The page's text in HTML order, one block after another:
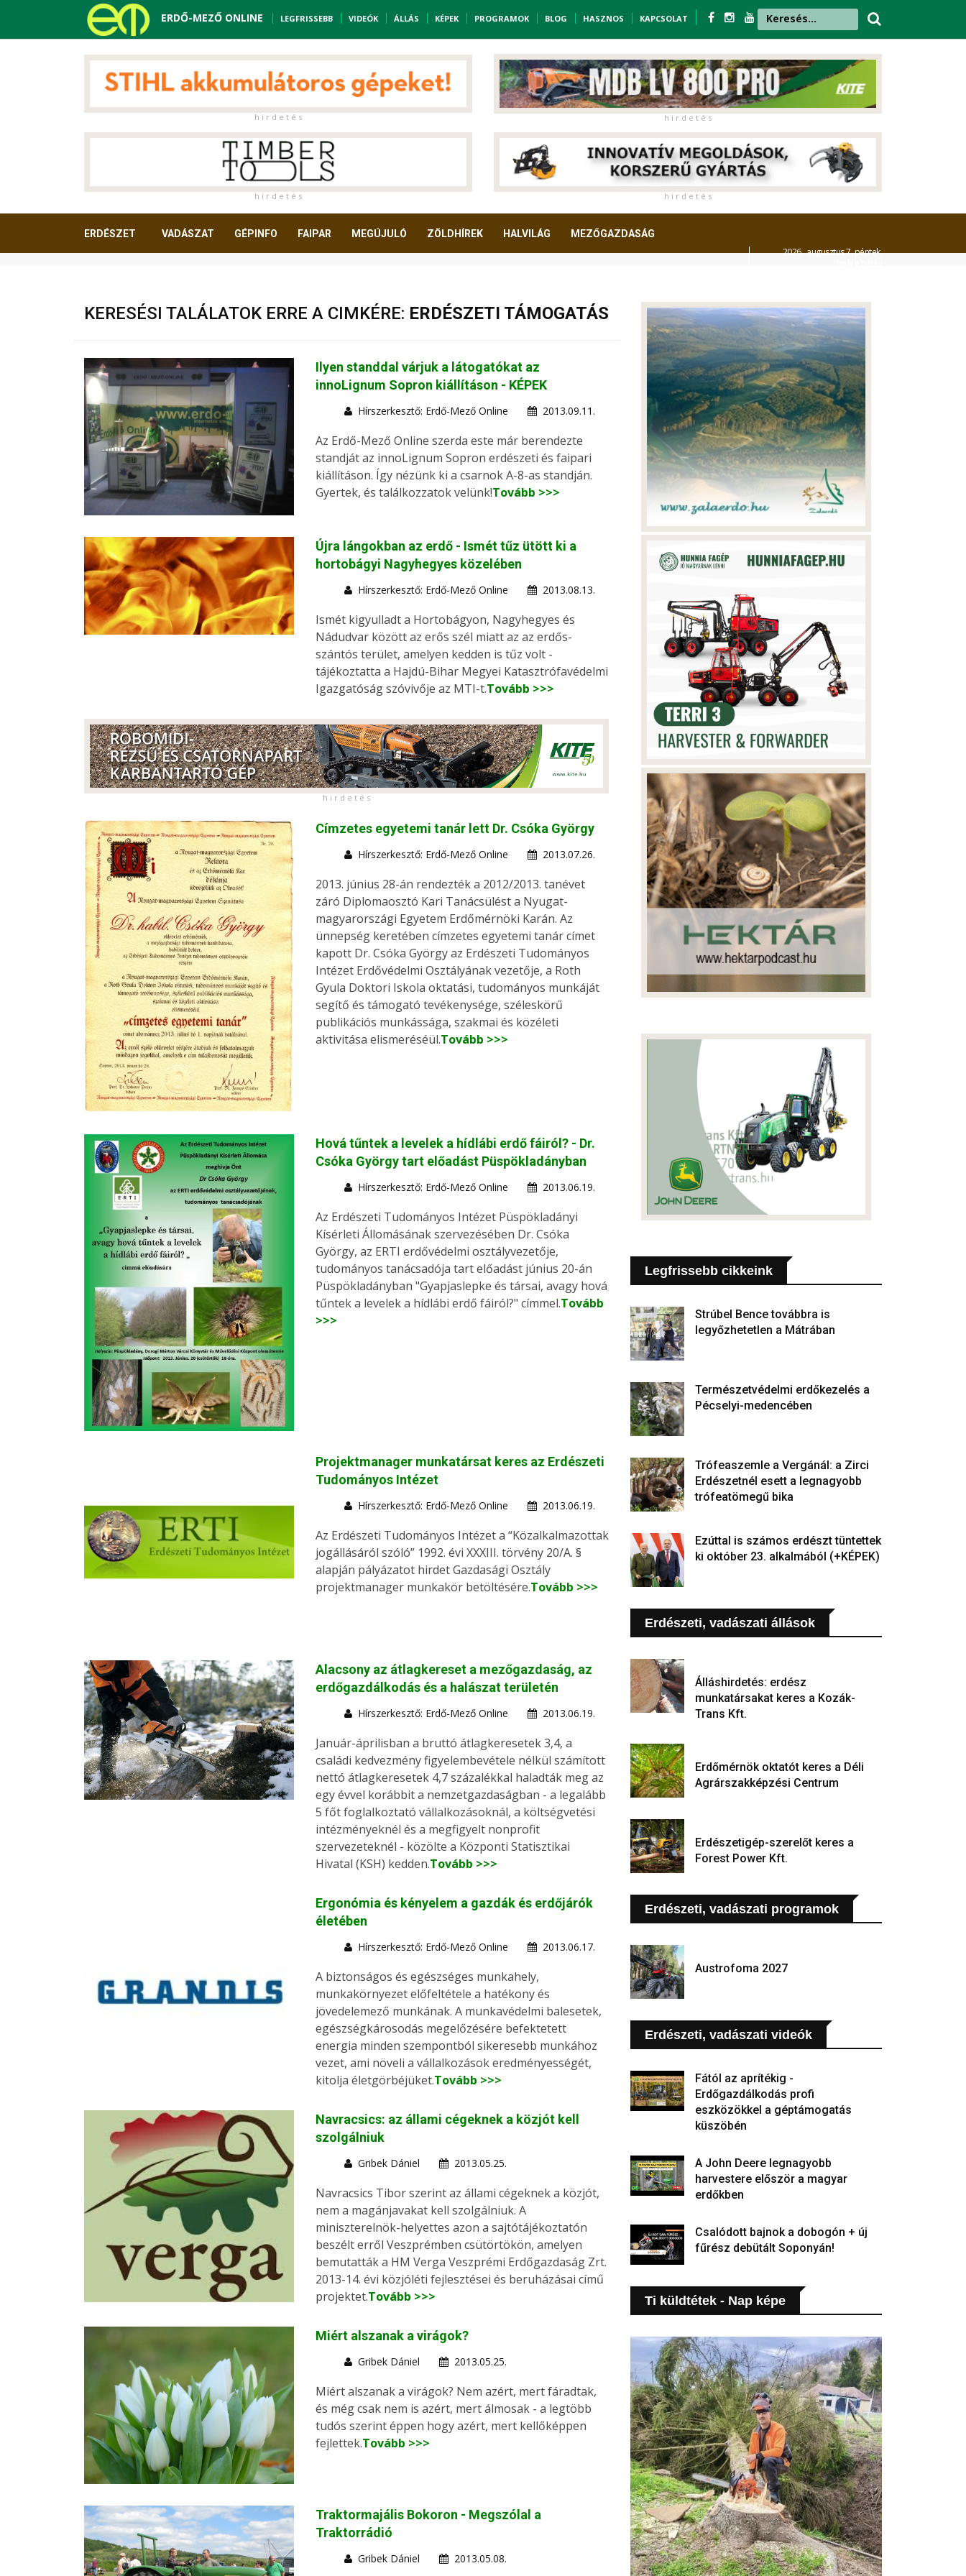
ERDŐ-MEZŐ ONLINE LEGFRISSEBB VIDEÓK ÁLLÁS KÉPEK PROGRAMOK BLOG HASZNOS KAPCSOLAT
h i r d e t é s h i r d e t é s
h i r d e t é s h i r d e t é s
ERDÉSZET VADÁSZAT GÉPINFO FAIPAR MEGÚJULÓ ZÖLDHÍREK HALVILÁG MEZŐGAZDASÁG
2026. augusztus 7. péntek,
KERESÉSI TALÁLATOK ERRE A CIMKÉRE: ERDÉSZETI TÁMOGATÁS
Ilyen standdal várjuk a látogatókat az
innoLignum Sopron kiállításon - KÉPEK
Hírszerkesztő: Erdő-Mező Online 2013.09.11.
Az Erdő-Mező Online szerda este már berendezte
standját az innoLignum Sopron erdészeti és faipari
kiállításon. Így nézünk ki a csarnok A-8-as standján.
Gyertek, és találkozzatok velünk!Tovább >>>
Újra lángokban az erdő - Ismét tűz ütött ki a
hortobágyi Nagyhegyes közelében
Hírszerkesztő: Erdő-Mező Online 2013.08.13.
Ismét kigyulladt a Hortobágyon, Nagyhegyes és
Nádudvar között az erős szél miatt az az erdős-
szántós terület, amelyen kedden is tűz volt -
tájékoztatta a Hajdú-Bihar Megyei Katasztrófavédelmi
Igazgatóság szóvivője az MTI-t.Tovább >>>
h i r d e t é s
Címzetes egyetemi tanár lett Dr. Csóka György
Hírszerkesztő: Erdő-Mező Online 2013.07.26.
2013. június 28-án rendezték a 2012/2013. tanévet
záró Diplomaosztó Kari Tanácsülést a Nyugat-
magyarországi Egyetem Erdőmérnöki Karán. Az
ünnepség keretében címzetes egyetemi tanár címet
kapott Dr. Csóka György az Erdészeti Tudományos
Intézet Erdővédelmi Osztályának vezetője, a Roth
Gyula Doktori Iskola oktatási, tudományos munkáját
segítő és támogató tevékenysége, széleskörű
publikációs munkássága, szakmai és közéleti
aktivitása elismeréséül.Tovább >>>
Hová tűntek a levelek a hídlábi erdő fáiról? - Dr.
Csóka György tart előadást Püspökladányban
Hírszerkesztő: Erdő-Mező Online 2013.06.19.
Az Erdészeti Tudományos Intézet Püspökladányi
Kísérleti Állomásának szervezésében Dr. Csóka
György, az ERTI erdővédelmi osztályvezetője,
tudományos tanácsadója tart előadást június 20-án
Püspökladányban "Gyapjaslepke és társai, avagy hová
tűntek a levelek a hídlábi erdő fáiról?" címmel.Tovább
>>>
Projektmanager munkatársat keres az Erdészeti
Tudományos Intézet
Hírszerkesztő: Erdő-Mező Online 2013.06.19.
Az Erdészeti Tudományos Intézet a “Közalkalmazottak
jogállásáról szóló” 1992. évi XXXIII. törvény 20/A. §
alapján pályázatot hirdet Gazdasági Osztály
projektmanager munkakör betöltésére.Tovább >>>
Alacsony az átlagkereset a mezőgazdaság, az
erdőgazdálkodás és a halászat területén
Hírszerkesztő: Erdő-Mező Online 2013.06.19.
Január-áprilisban a bruttó átlagkeresetek 3,4, a
családi kedvezmény figyelembevétele nélkül számított
nettó átlagkeresetek 4,7 százalékkal haladták meg az
egy évvel korábbit a nemzetgazdaságban - a legalább
5 főt foglalkoztató vállalkozásoknál, a költségvetési
intézményeknél és a megfigyelt nonprofit
szervezeteknél - közölte a Központi Statisztikai
Hivatal (KSH) kedden.Tovább >>>
Ergonómia és kényelem a gazdák és erdőjárók
életében
Hírszerkesztő: Erdő-Mező Online 2013.06.17.
A biztonságos és egészséges munkahely,
munkakörnyezet előfeltétele a hatékony és
jövedelemező munkának. A munkavédelmi balesetek,
egészségkárosodás megelőzésére befektetett
energia minden szempontból sikeresebb munkához
vezet, ami növeli a vállalkozások eredményességét,
kitolja életgörbéjüket.Tovább >>>
Navracsics: az állami cégeknek a közjót kell
szolgálniuk
Gribek Dániel 2013.05.25.
Navracsics Tibor szerint az állami cégeknek a közjót,
nem a magánjavakat kell szolgálniuk. A
miniszterelnök-helyettes azon a sajtótájékoztatón
beszélt erről Veszprémben csütörtökön, amelyen
bemutatták a HM Verga Veszprémi Erdőgazdaság Zrt.
2013-14. évi közjóléti fejlesztései és beruházásai című
projektet.Tovább >>>
Miért alszanak a virágok?
Gribek Dániel 2013.05.25.
Miért alszanak a virágok? Nem azért, mert fáradtak,
és még csak nem is azért, mert álmosak - a legtöbb
tudós szerint éppen hogy azért, mert kellőképpen
fejlettek.Tovább >>>
Traktormajális Bokoron - Megszólal a
Traktorrádió
Gribek Dániel 2013.05.08.
Legfrissebb cikkeink
Strúbel Bence továbbra is
legyőzhetetlen a Mátrában
Természetvédelmi erdőkezelés a
Pécselyi-medencében
Trófeaszemle a Vergánál: a Zirci
Erdészetnél esett a legnagyobb
trófeatömegű bika
Ezúttal is számos erdészt tüntettek
ki október 23. alkalmából (+KÉPEK)
Erdészeti, vadászati állások
Álláshirdetés: erdész
munkatársakat keres a Kozák-
Trans Kft.
Erdőmérnök oktatót keres a Déli
Agrárszakképzési Centrum
Erdészetigép-szerelőt keres a
Forest Power Kft.
Erdészeti, vadászati programok
Austrofoma 2027
Erdészeti, vadászati videók
Fától az aprítékig -
Erdőgazdálkodás profi
eszközökkel a géptámogatás
küszöbén
A John Deere legnagyobb
harvestere először a magyar
erdőkben
Csalódott bajnok a dobogón + új
fűrész debütált Soponyán!
Ti küldtétek - Nap képe